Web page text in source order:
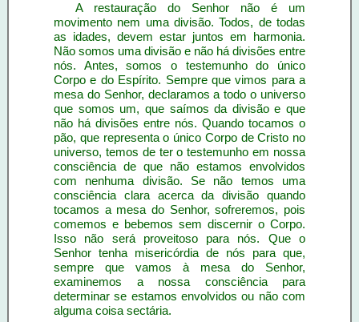
A restauração do Senhor não é um
movimento nem uma divisão. Todos, de todas
as idades, devem estar juntos em harmonia.
Não somos uma divisão e não há divisões entre
nós. Antes, somos o testemunho do único
Corpo e do Espírito. Sempre que vimos para a
mesa do Senhor, declaramos a todo o universo
que somos um, que saímos da divisão e que
não há divisões entre nós. Quando tocamos o
pão, que representa o único Corpo de Cristo no
universo, temos de ter o testemunho em nossa
consciência de que não estamos envolvidos
com nenhuma divisão. Se não temos uma
consciência clara acerca da divisão quando
tocamos a mesa do Senhor, sofreremos, pois
comemos e bebemos sem discernir o Corpo.
Isso não será proveitoso para nós. Que o
Senhor tenha misericórdia de nós para que,
sempre que vamos à mesa do Senhor,
examinemos a nossa consciência para
determinar se estamos envolvidos ou não com
alguma coisa sectária.